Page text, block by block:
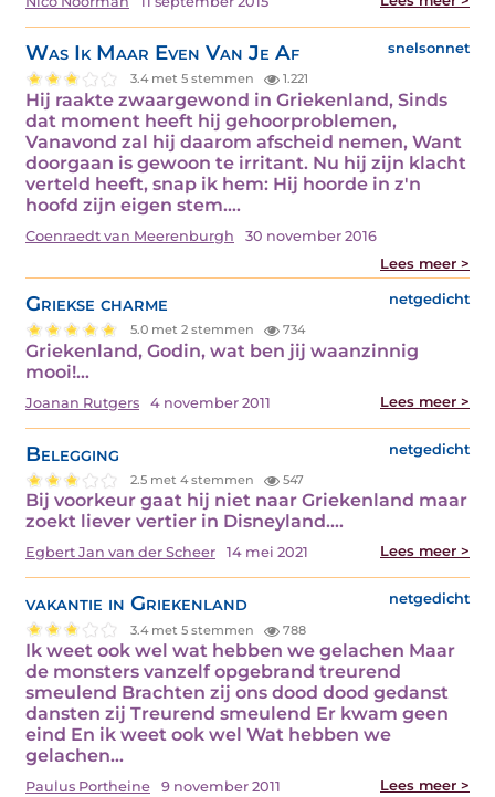
Was Ik Maar Even Van Je Af snelsonnet
3.4 met 5 stemmen 1.221
Hij raakte zwaargewond in Griekenland, Sinds
dat moment heeft hij gehoorproblemen,
Vanavond zal hij daarom afscheid nemen, Want
doorgaan is gewoon te irritant. Nu hij zijn klacht
verteld heeft, snap ik hem: Hij hoorde in z'n
hoofd zijn eigen stem.…
Coenraedt van Meerenburgh
30 november 2016
Lees meer >
Griekse charme netgedicht
5.0 met 2 stemmen 734
Griekenland, Godin, wat ben jij waanzinnig
mooi!…
Joanan Rutgers 4 november 2011 Lees meer >
Belegging netgedicht
2.5 met 4 stemmen 547
Bij voorkeur gaat hij niet naar Griekenland maar
zoekt liever vertier in Disneyland.…
Egbert Jan van der Scheer 14 mei 2021 Lees meer >
vakantie in Griekenland netgedicht
3.4 met 5 stemmen 788
Ik weet ook wel wat hebben we gelachen Maar
de monsters vanzelf opgebrand treurend
smeulend Brachten zij ons dood dood gedanst
dansten zij Treurend smeulend Er kwam geen
eind En ik weet ook wel Wat hebben we
gelachen…
Paulus Portheine 9 november 2011 Lees meer >